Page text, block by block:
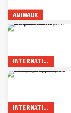
ANIMAUX
INTERNATIONAL
INTERNATIONAL